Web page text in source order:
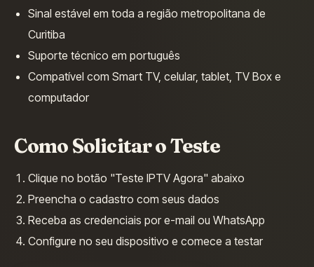
Sinal estável em toda a região metropolitana de
Curitiba
Suporte técnico em português
Compatível com Smart TV, celular, tablet, TV Box e
computador
Como Solicitar o Teste
Clique no botão "Teste IPTV Agora" abaixo
Preencha o cadastro com seus dados
Receba as credenciais por e-mail ou WhatsApp
Configure no seu dispositivo e comece a testar